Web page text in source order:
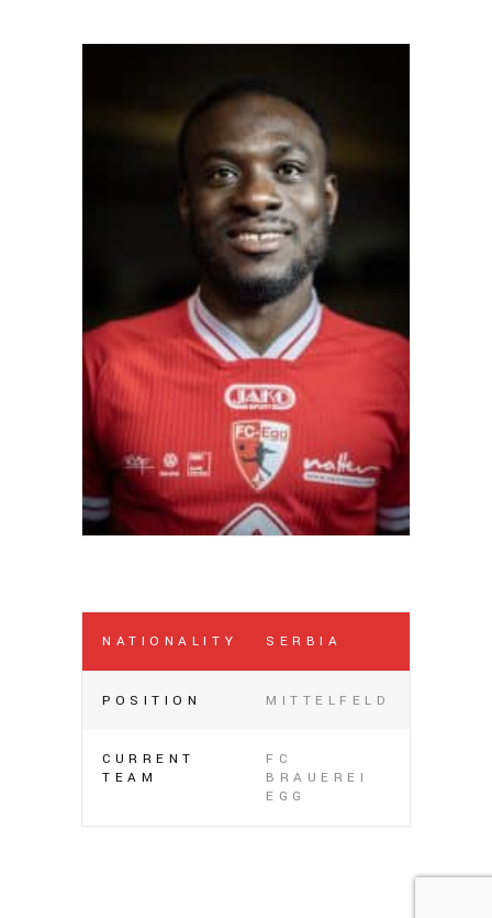
NATIONALITY SERBIA
POSITION MITTELFELD
CURRENT
TEAM
FC
BRAUEREI
EGG